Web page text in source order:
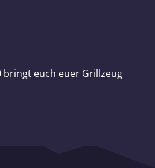
bringt euch euer Grillzeug